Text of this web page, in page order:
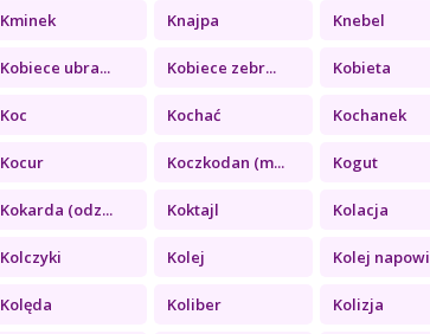
Kminek Knajpa Knebel
Kobiece ubra... Kobiece zebr... Kobieta
Koc Kochać Kochanek
Kocur Koczkodan (m... Kogut
Kokarda (odz... Koktajl Kolacja
Kolczyki Kolej Kolej
Kolęda Koliber Kolizja